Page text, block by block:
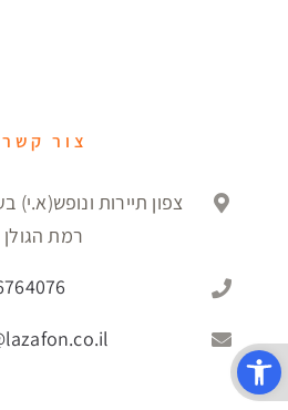
צור
צפון תיירות ונופש(א.י)
רמת הגולן 12942
פתח סרגל נגישות